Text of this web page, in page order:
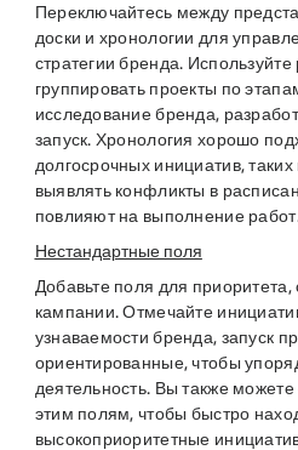
Переключайтесь между
доски и хронологии для
стратегии бренда.
группировать проекты по
исследование бренда,
запуск. Хронология хорошо
долгосрочных инициатив,
выявлять конфликты в
повлияют на выполнение
Нестандартные поля
Добавьте поля для приоритета,
кампании. Отмечайте
узнаваемости бренда, запуск
ориентированные, чтобы
деятельность. Вы также
этим полям, чтобы быстро
высокоприоритетные